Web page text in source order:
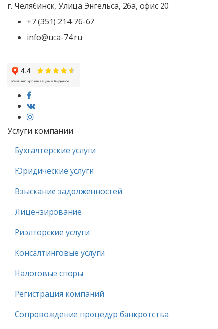
г. Челябинск, Улица Энгельса, 26а, офис 20
+7 (351) 214-76-67
info@uca-74.ru
Услуги компании
Бухгалтерские услуги
Юридические услуги
Взыскание задолженностей
Лицензирование
Риэлторские услуги
Консалтинговые услуги
Налоговые споры
Регистрация компаний
Сопровождение процедур банкротства